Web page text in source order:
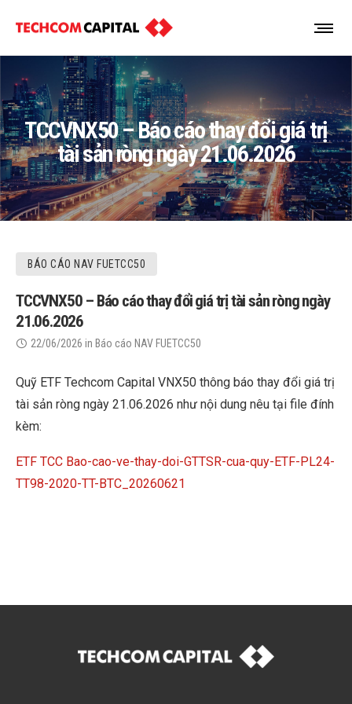
TCCVNX50 – Báo cáo thay đổi giá trị
tài sản ròng ngày 21.06.2026
BÁO CÁO NAV FUETCC50
TCCVNX50 – Báo cáo thay đổi giá trị tài sản ròng ngày
21.06.2026
22/06/2026 in Báo cáo NAV FUETCC50
Quỹ ETF Techcom Capital VNX50 thông báo thay đổi giá trị
tài sản ròng ngày 21.06.2026 như nội dung nêu tại file đính
kèm:
ETF TCC Bao-cao-ve-thay-doi-GTTSR-cua-quy-ETF-PL24-
TT98-2020-TT-BTC_20260621